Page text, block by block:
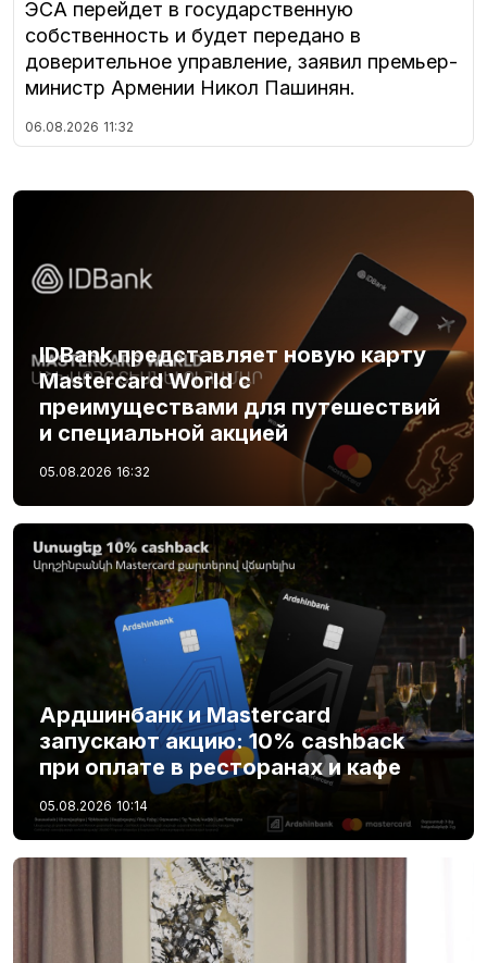
ЭСА перейдет в государственную
собственность и будет передано в
доверительное управление, заявил премьер-
министр Армении Никол Пашинян.
06.08.2026 11:32
IDBank представляет новую карту
Mastercard World с
преимуществами для путешествий
и специальной акцией
05.08.2026 16:32
Ардшинбанк и Mastercard
запускают акцию: 10% cashback
при оплате в ресторанах и кафе
05.08.2026 10:14